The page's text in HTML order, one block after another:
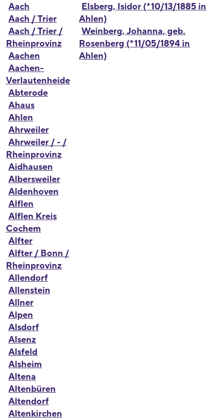
Aach
Aach / Trier
Aach / Trier /
Rheinprovinz
Aachen
Aachen-
Verlautenheide
Abterode
Ahaus
Ahlen
Ahrweiler
Ahrweiler / - /
Rheinprovinz
Aidhausen
Albersweiler
Aldenhoven
Alflen
Alflen Kreis
Cochem
Alfter
Alfter / Bonn /
Rheinprovinz
Allendorf
Allenstein
Allner
Alpen
Alsdorf
Alsenz
Alsfeld
Alsheim
Altena
Altenbüren
Altendorf
Altenkirchen
Elsberg, Isidor (*10/13/1885 in
Ahlen)
Weinberg, Johanna, geb.
Rosenberg (*11/05/1894 in
Ahlen)